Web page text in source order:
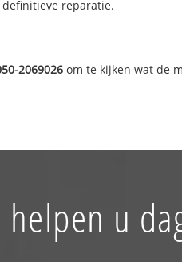
reparatie.
2069026 om te kijken wat de
u